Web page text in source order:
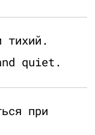
тихий.
quiet.
при